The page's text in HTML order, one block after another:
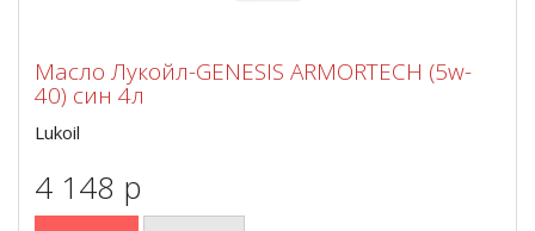
Масло Лукойл-GENESIS ARMORTECH (5w-
40) син 4л
Lukoil
4 148 p